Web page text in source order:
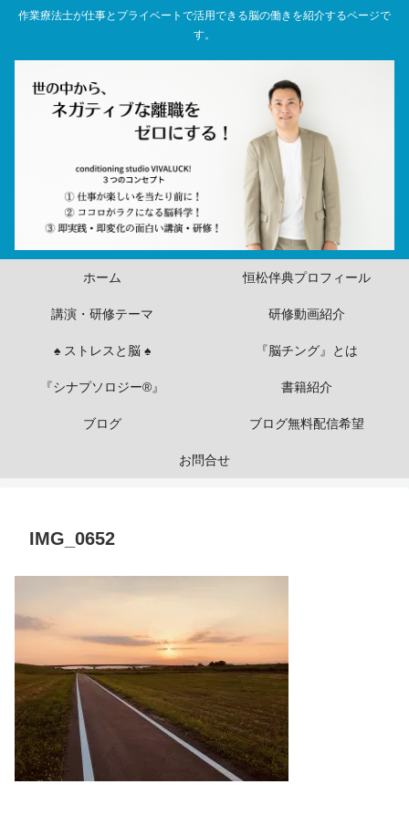
作業療法士が仕事とプライベートで活用できる脳の働きを紹介するページで
す。
ホーム 恒松伴典プロフィール
講演・研修テーマ 研修動画紹介
♠ ストレスと脳 ♠ 『脳チング』とは
『シナプソロジー®』 書籍紹介
ブログ ブログ無料配信希望
お問合せ
IMG_0652